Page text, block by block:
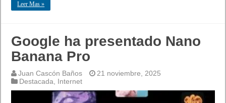
Leer Mas »
Google ha presentado Nano
Banana Pro
Juan Cascón Baños
21 noviembre, 2025
Destacada
Internet